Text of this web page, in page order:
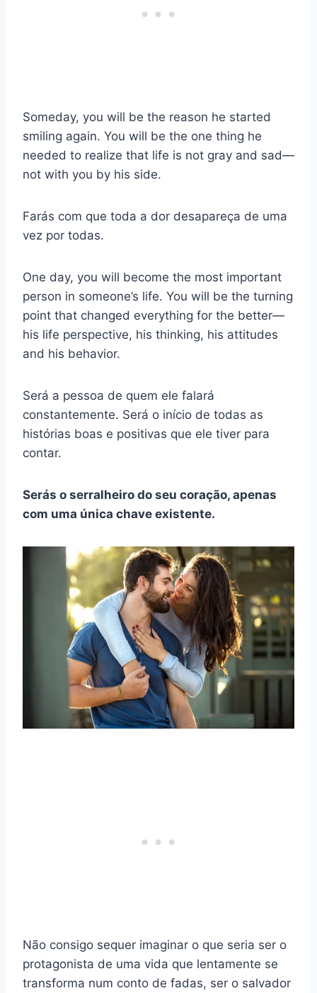
Someday, you will be the reason he started
smiling again. You will be the one thing he
needed to realize that life is not gray and sad—
not with you by his side.
Farás com que toda a dor desapareça de uma
vez por todas.
One day, you will become the most important
person in someone’s life. You will be the turning
point that changed everything for the better—
his life perspective, his thinking, his attitudes
and his behavior.
Será a pessoa de quem ele falará
constantemente. Será o início de todas as
histórias boas e positivas que ele tiver para
contar.
Serás o serralheiro do seu coração, apenas
com uma única chave existente.
Não consigo sequer imaginar o que seria ser o
protagonista de uma vida que lentamente se
transforma num conto de fadas, ser o salvador